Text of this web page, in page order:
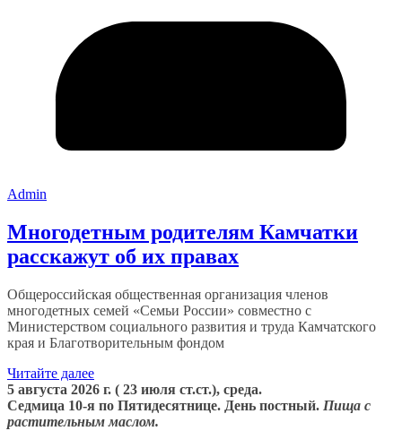
Admin
Многодетным родителям Камчатки
расскажут об их правах
Общероссийская общественная организация членов
многодетных семей «Семьи России» совместно с
Министерством социального развития и труда Камчатского
края и Благотворительным фондом
Читайте далее
5 августа 2026 г. ( 23 июля ст.ст.), среда.
Седмица 10-я по Пятидесятнице. День постный. Пища с
растительным маслом.